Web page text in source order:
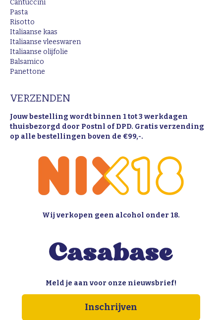
Cantuccini
Pasta
Risotto
Italiaanse kaas
Italiaanse vleeswaren
Italiaanse olijfolie
Balsamico
Panettone
VERZENDEN
Jouw bestelling wordt binnen 1 tot 3 werkdagen
thuisbezorgd door Postnl of DPD. Gratis verzending
op alle bestellingen boven de €99,-.
Wij verkopen geen alcohol onder 18.
Meld je aan voor onze nieuwsbrief!
Inschrijven